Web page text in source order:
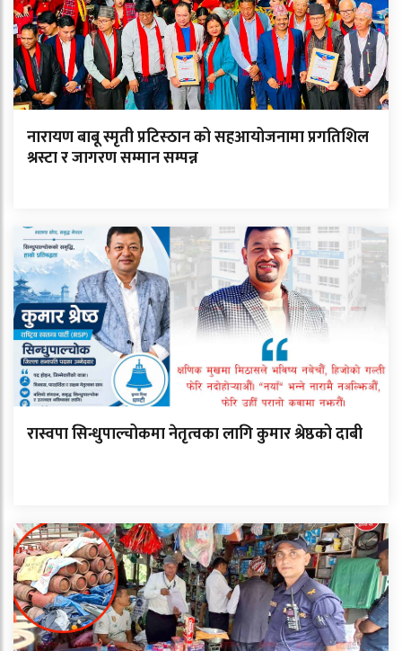
नारायण बाबू स्मृती प्रटिस्ठान को सहआयोजनामा प्रगतिशिल
श्रस्टा र जागरण सम्मान सम्पन्न
रास्वपा सिन्धुपाल्चोकमा नेतृत्वका लागि कुमार श्रेष्ठको दाबी